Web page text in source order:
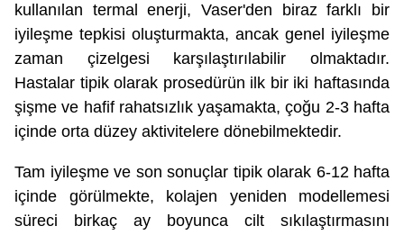
kullanılan termal enerji, Vaser'den biraz farklı bir
iyileşme tepkisi oluşturmakta, ancak genel iyileşme
zaman çizelgesi karşılaştırılabilir olmaktadır.
Hastalar tipik olarak prosedürün ilk bir iki haftasında
şişme ve hafif rahatsızlık yaşamakta, çoğu 2-3 hafta
içinde orta düzey aktivitelere dönebilmektedir.
Tam iyileşme ve son sonuçlar tipik olarak 6-12 hafta
içinde görülmekte, kolajen yeniden modellemesi
süreci birkaç ay boyunca cilt sıkılaştırmasını